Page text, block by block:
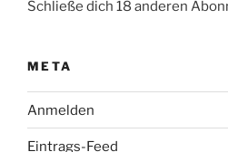
Schließe dich 18 anderen
META
Anmelden
Eintrags-Feed